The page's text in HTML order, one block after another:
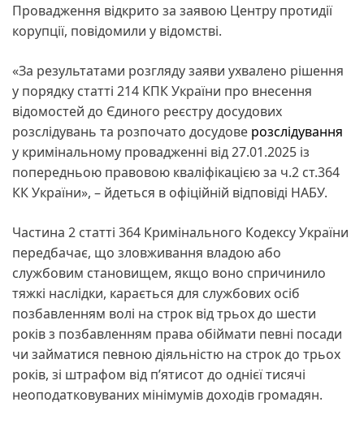
Провадження відкрито за заявою Центру протидії
корупції, повідомили у відомстві.
«За результатами розгляду заяви ухвалено рішення
у порядку статті 214 КПК України про внесення
відомостей до Єдиного реєстру досудових
розслідувань та розпочато досудове розслідування
у кримінальному провадженні від 27.01.2025 із
попередньою правовою кваліфікацією за ч.2 ст.364
КК України», – йдеться в офіційній відповіді НАБУ.
Частина 2 статті 364 Кримінального Кодексу України
передбачає, що зловживання владою або
службовим становищем, якщо воно спричинило
тяжкі наслідки, карається для службових осіб
позбавленням волі на строк від трьох до шести
років з позбавленням права обіймати певні посади
чи займатися певною діяльністю на строк до трьох
років, зі штрафом від п’ятисот до однієї тисячі
неоподатковуваних мінімумів доходів громадян.